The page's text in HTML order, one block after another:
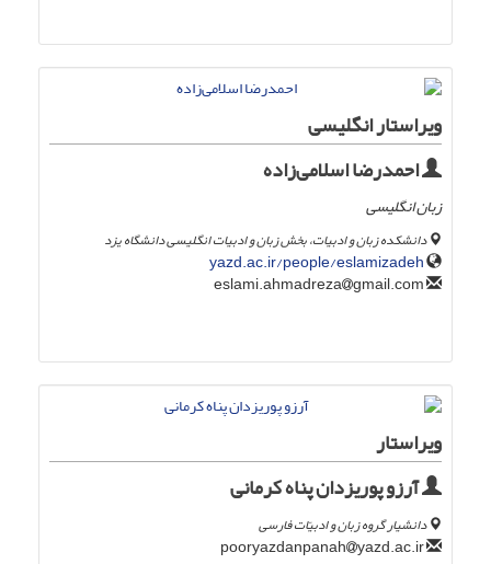
ویراستار انگلیسی
احمدرضا اسلامی‌زاده
زبان انگلیسی
دانشکده زبان‌ و ادبیات، بخش زبان و ادبیات انگلیسی دانشگاه یزد
yazd.ac.ir/people/eslamizadeh
gmail.com
ویراستار
آرزو پوریزدان پناه کرمانی
دانشیار گروه زبان و ادبیّات فارسی
yazd.ac.ir